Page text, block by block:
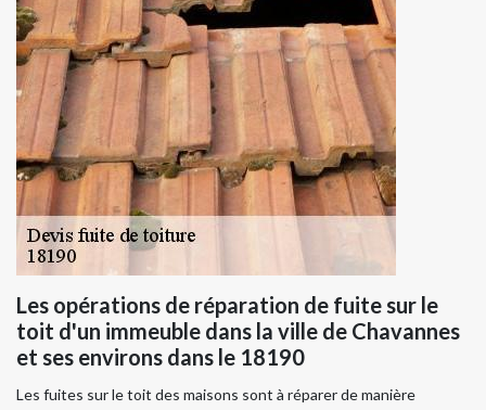
Les opérations de réparation de fuite sur le
toit d'un immeuble dans la ville de Chavannes
et ses environs dans le 18190
Les fuites sur le toit des maisons sont à réparer de manière